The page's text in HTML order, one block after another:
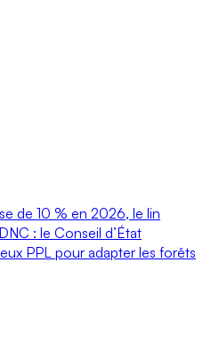
de 10 % en 2026, le lin
: le Conseil d’État
PPL pour adapter les forêts